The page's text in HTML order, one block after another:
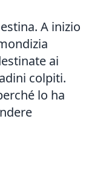
A inizio
ai
colpiti.
lo ha